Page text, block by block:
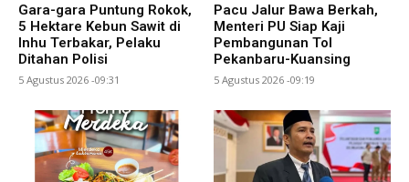
Gara-gara Puntung Rokok,
5 Hektare Kebun Sawit di
Inhu Terbakar, Pelaku
Ditahan Polisi
5 Agustus 2026 -09:31
Pacu Jalur Bawa Berkah,
Menteri PU Siap Kaji
Pembangunan Tol
Pekanbaru-Kuansing
5 Agustus 2026 -09:19